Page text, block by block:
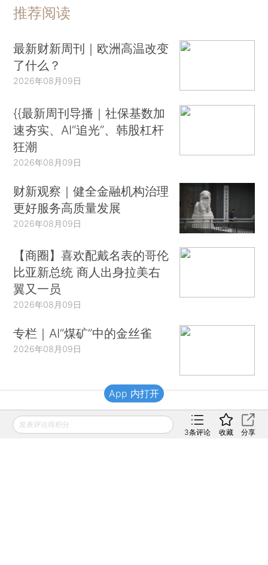
推荐阅读
最新财新周刊｜欧洲高温改变
了什么？
2026年08月09日
{{最新周刊导播｜社保基数加
速夯实、AI“追光”、韩股杠杆
狂潮
2026年08月09日
财新观察｜健全金融机构治理
更好服务高质量发展
2026年08月09日
【商圈】喜欢配戴名表的哥伦
比亚新总统 商人出身拉美右
翼又一员
2026年08月09日
专栏｜AI“煤矿”中的金丝雀
2026年08月09日
财新移动
发表评论得积分
3条评论 收藏 分享
App 内打开